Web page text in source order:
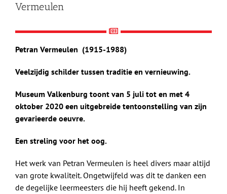
Vermeulen
Petran Vermeulen (1915-1988)
Veelzijdig schilder tussen traditie en vernieuwing.
Museum Valkenburg toont van 5 juli tot en met 4
oktober 2020 een uitgebreide tentoonstelling van zijn
gevarieerde oeuvre.
Een streling voor het oog.
Het werk van Petran Vermeulen is heel divers maar altijd
van grote kwaliteit. Ongetwijfeld was dit te danken een
de degelijke leermeesters die hij heeft gekend. In